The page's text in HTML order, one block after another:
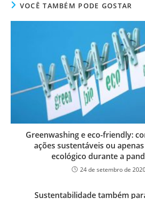
VOCÊ TAMBÉM PODE GOSTAR
Greenwashing e eco-friendly:
ações sustentáveis ou
ecológico durante a
24 de setembro de
Sustentabilidade também